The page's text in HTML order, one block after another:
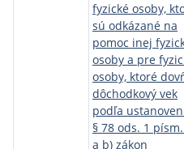
fyzické osoby,
sú odkázané na
pomoc inej
osoby a pre
osoby, ktoré
dôchodkový vek
podľa
§ 78 ods. 1
a b) zákon